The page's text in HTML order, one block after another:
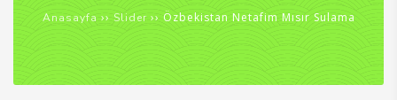
Anasayfa ›› Slider ›› Özbekistan Netafim Mısır Sulama